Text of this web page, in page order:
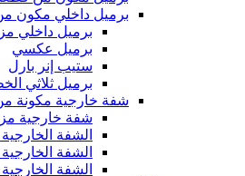
برميل داخلي مكون من 3
برميل داخلي
برميل عكسي
ستيب إنر بارل
برميل ثلاثي
شفة خارجية مكونة من 3
شفة خارجية
الشفة
الشفة
الشفة الخارجية